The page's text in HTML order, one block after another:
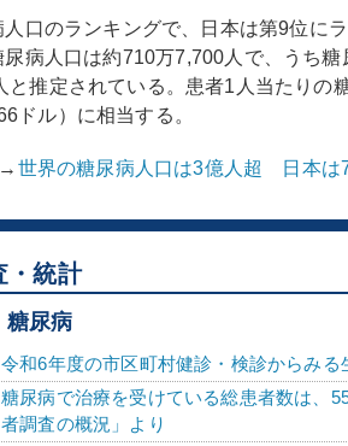
口のランキングで、日本は第9位に
尿病人口は約710万7,700人で、うち
と推定されている。患者1人当たりの
ドル）に相当する。
世界の糖尿病人口は3億人超 日本は
・統計
尿病
令和6年度の市区町村健診・検診からみ
糖尿病で治療を受けている総患者数は
者調査の概況」より